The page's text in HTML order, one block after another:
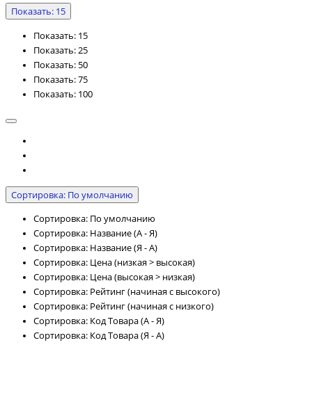
Показать: 15
Показать: 15
Показать: 25
Показать: 50
Показать: 75
Показать: 100
Сортировка: По умолчанию
Сортировка: По умолчанию
Сортировка: Название (А - Я)
Сортировка: Название (Я - А)
Сортировка: Цена (низкая > высокая)
Сортировка: Цена (высокая > низкая)
Сортировка: Рейтинг (начиная с высокого)
Сортировка: Рейтинг (начиная с низкого)
Сортировка: Код Товара (А - Я)
Сортировка: Код Товара (Я - А)